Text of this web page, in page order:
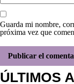
Guarda mi nombre,
próxima vez que
ÚLTIMOS